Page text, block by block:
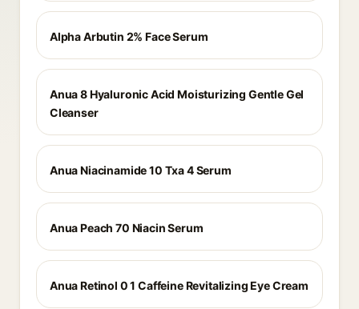
Alpha Arbutin 2% Face Serum
Anua 8 Hyaluronic Acid Moisturizing Gentle Gel
Cleanser
Anua Niacinamide 10 Txa 4 Serum
Anua Peach 70 Niacin Serum
Anua Retinol 0 1 Caffeine Revitalizing Eye Cream